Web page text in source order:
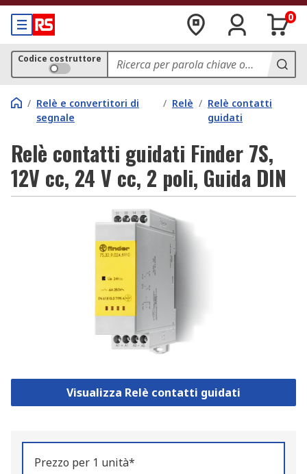
0
Codice costruttore
/ Relè e convertitori di
segnale
/ Relè / Relè contatti
guidati
Relè contatti guidati Finder 7S,
12V cc, 24 V cc, 2 poli, Guida DIN
Visualizza Relè contatti guidati
Prezzo per 1 unità*